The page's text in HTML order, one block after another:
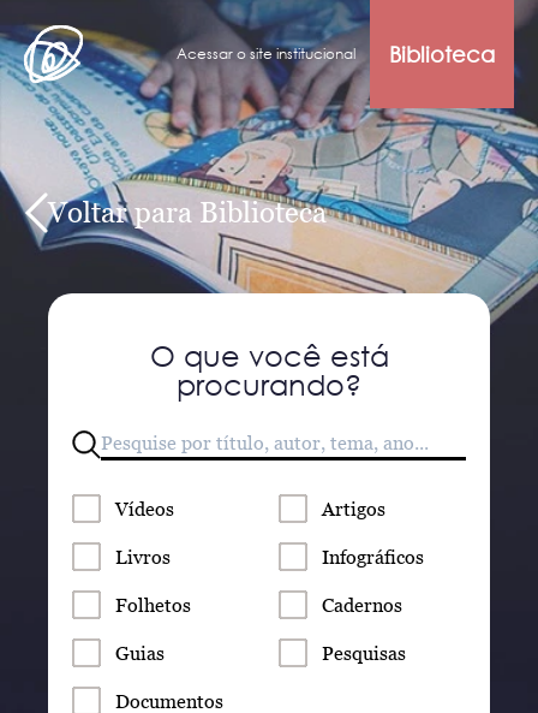
Acessar o site institucional Biblioteca
Voltar para Biblioteca
O que você está
procurando?
Vídeos Artigos
Livros Infográficos
Folhetos Cadernos
Guias Pesquisas
Documentos